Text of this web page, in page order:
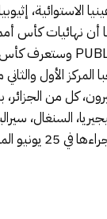
4 منتخبات، ويحجز
كل من الجزائر،
نيجيريا،
كورونا. :